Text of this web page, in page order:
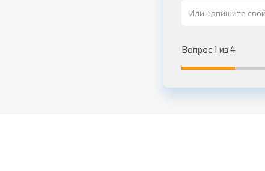
Вопрос 1 из 4